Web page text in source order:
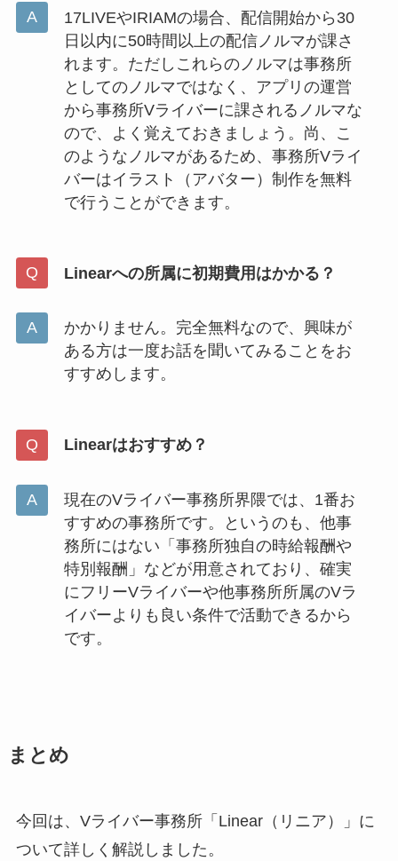
17LIVEやIRIAMの場合、配信開始から30
日以内に50時間以上の配信ノルマが課さ
れます。ただしこれらのノルマは事務所
としてのノルマではなく、アプリの運営
から事務所Vライバーに課されるノルマな
ので、よく覚えておきましょう。尚、こ
のようなノルマがあるため、事務所Vライ
バーはイラスト（アバター）制作を無料
で行うことができます。
Linearへの所属に初期費用はかかる？
かかりません。完全無料なので、興味が
ある方は一度お話を聞いてみることをお
すすめします。
Linearはおすすめ？
現在のVライバー事務所界隈では、1番お
すすめの事務所です。というのも、他事
務所にはない「事務所独自の時給報酬や
特別報酬」などが用意されており、確実
にフリーVライバーや他事務所所属のVラ
イバーよりも良い条件で活動できるから
です。
まとめ
今回は、Vライバー事務所「Linear（リニア）」に
ついて詳しく解説しました。